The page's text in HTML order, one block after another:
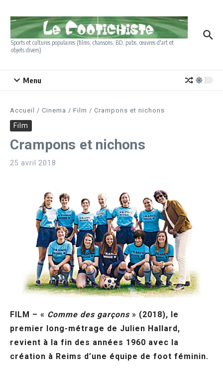
Sports et cultures populaires (films, chansons, BD, pubs, œuvres d'art et
objets divers)
Menu
Accueil / Cinema / Film / Crampons et nichons
Film
Crampons et nichons
25 avril 2018
FILM – « Comme des garçons» (2018), le
premier long-métrage de Julien Hallard,
revient à la fin des années 1960 avec la
création à Reims d’une équipe de foot féminin.